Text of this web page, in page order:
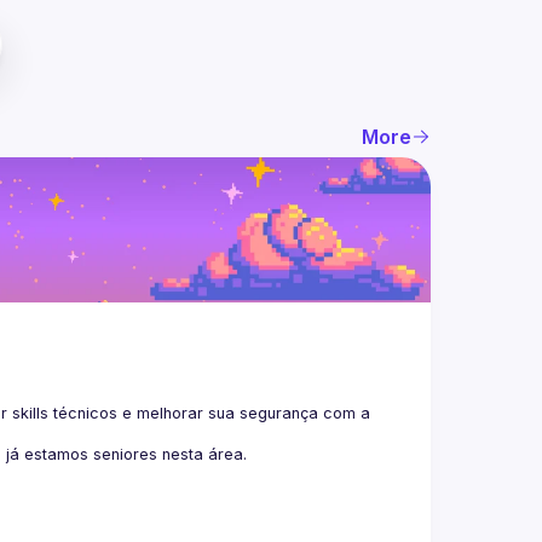
More
skills técnicos e melhorar sua segurança com a
estamos seniores nesta área.